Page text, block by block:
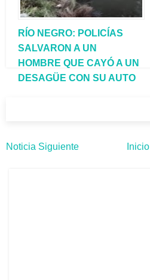
RÍO NEGRO: POLICÍAS
SALVARON A UN
HOMBRE QUE CAYÓ A UN
DESAGÜE CON SU AUTO
Noticia Siguiente Inicio